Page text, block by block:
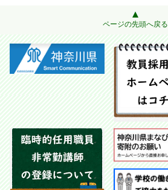
ページの先頭へ戻る